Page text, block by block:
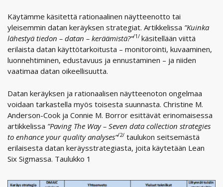
Käytämme käsitettä rationaalinen näytteenotto tai
yleisemmin datan keräyksen strategiat. Artikkelissa ”Kuinka
lähestyä tiedon – datan – keräämistä?”/1/ käsitellään viittä
erilaista datan käyttötarkoitusta – monitorointi, kuvaaminen,
luonnehtiminen, edustavuus ja ennustaminen – ja niiden
vaatimaa datan oikeellisuutta.
Datan keräyksen ja rationaalisen näytteenoton ongelmaa
voidaan tarkastella myös toisesta suunnasta. Christine M.
Anderson-Cook ja Connie M. Borror esittävät erinomaisessa
artikkelissa ”Paving The Way – Seven data collection strategies
to enhance your quality analyses”/2/ taulukon seitsemästä
erilaisesta datan keräysstrategiasta, joita käytetään Lean
Six Sigmassa. Taulukko 1